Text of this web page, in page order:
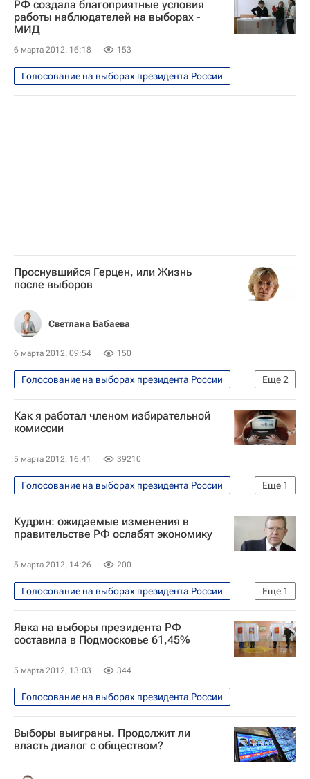
РФ создала благоприятные условия
работы наблюдателей на выборах -
МИД
6 марта 2012, 16:18 153
Голосование на выборах президента России
Проснувшийся Герцен, или Жизнь
после выборов
Светлана Бабаева
6 марта 2012, 09:54 150
Еще2
Голосование на выборах президента России
Аналитика
Митинг оппозиции 10 марта на Новом Арбате
Как я работал членом избирательной
комиссии
5 марта 2012, 16:41 39210
Еще 1
Голосование на выборах президента России
Аналитика
Кудрин: ожидаемые изменения в
правительстве РФ ослабят экономику
5 марта 2012, 14:26 200
Еще 1
Голосование на выборах президента России
Экономика
Явка на выборы президента РФ
составила в Подмосковье 61,45%
5 марта 2012, 13:03 344
Голосование на выборах президента России
Выборы выиграны. Продолжит ли
власть диалог с обществом?